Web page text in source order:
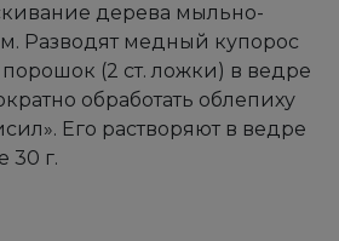
дерева мыльно-
Разводят медный купорос
порошок (2 ст. ложки) в ведре
обработать облепиху
Его растворяют в ведре
30 г.